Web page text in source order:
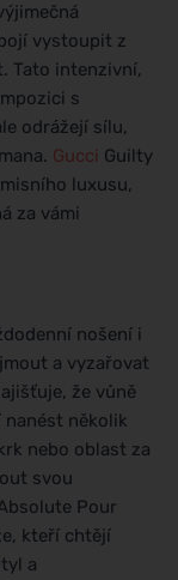
vystoupit z
Tato intenzivní,
s
odrážejí sílu,
Gucci Guilty
luxusu,
za vámi
nošení i
a vyzařovat
že vůně
nanést několik
nebo oblast za
svou
Pour
kteří chtějí
a